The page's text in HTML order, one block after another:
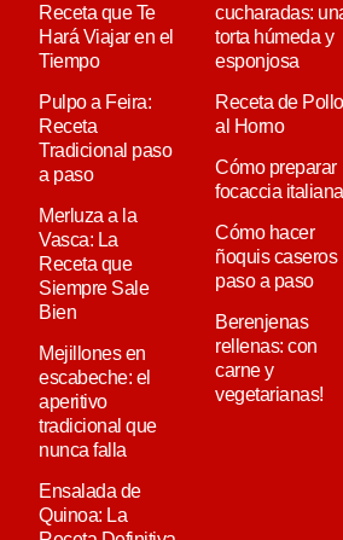
Receta que Te
Hará Viajar en el
Tiempo
Pulpo a Feira:
Receta
Tradicional paso
a paso
Merluza a la
Vasca: La
Receta que
Siempre Sale
Bien
Mejillones en
escabeche: el
aperitivo
tradicional que
nunca falla
Ensalada de
Quinoa: La
cucharadas:
torta húmeda y
esponjosa
Receta de Pollo
al Horno
Cómo preparar
focaccia italiana
Cómo hacer
ñoquis caseros
paso a paso
Berenjenas
rellenas: con
carne y
vegetarianas!